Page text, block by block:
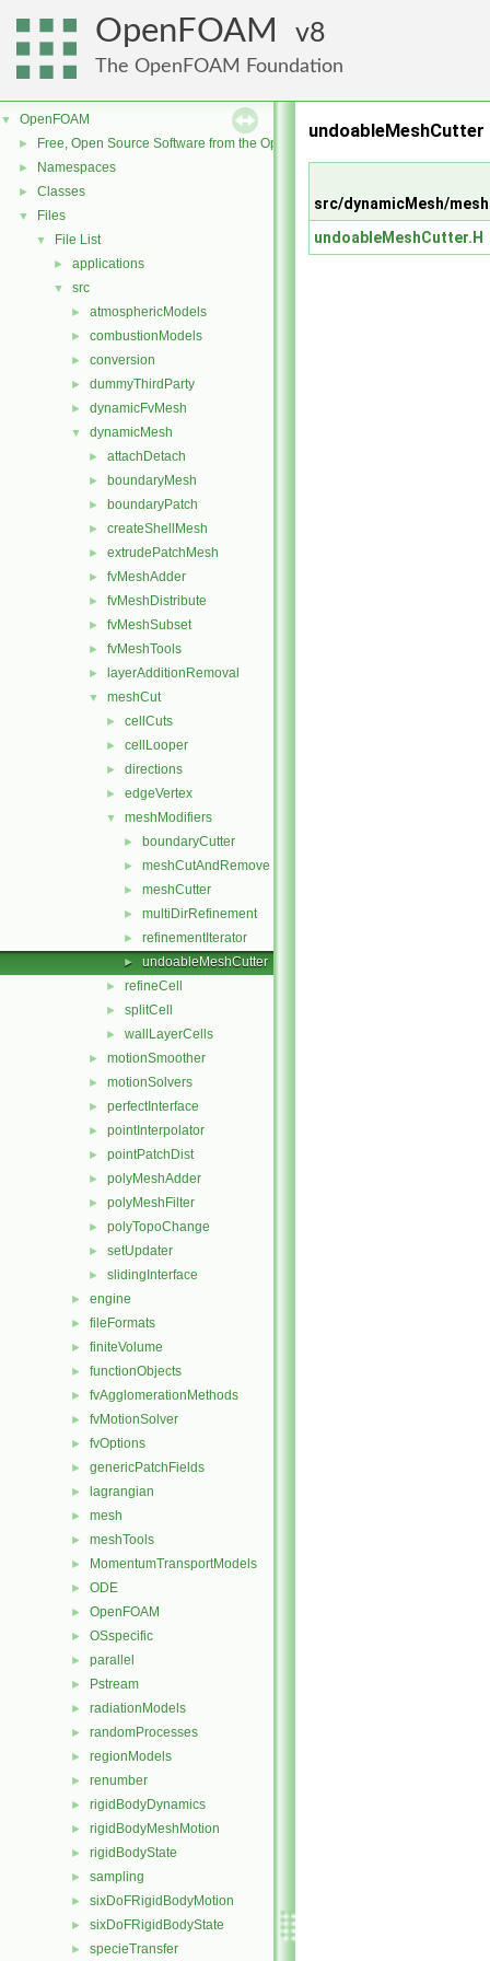
OpenFOAM 8
The OpenFOAM Foundation
▼ OpenFOAM
► Free, Open Source Software from the OpenFOAM Foundation
► Namespaces
► Classes
▼ Files
▼ File List
► applications
▼ src
► atmosphericModels
► combustionModels
► conversion
► dummyThirdParty
► dynamicFvMesh
▼ dynamicMesh
► attachDetach
► boundaryMesh
► boundaryPatch
► createShellMesh
► extrudePatchMesh
► fvMeshAdder
► fvMeshDistribute
► fvMeshSubset
► fvMeshTools
► layerAdditionRemoval
▼ meshCut
► cellCuts
► cellLooper
► directions
► edgeVertex
▼ meshModifiers
► boundaryCutter
► meshCutAndRemove
► meshCutter
► multiDirRefinement
► refinementIterator
► undoableMeshCutter
► refineCell
► splitCell
► wallLayerCells
► motionSmoother
► motionSolvers
► perfectInterface
► pointInterpolator
► pointPatchDist
► polyMeshAdder
► polyMeshFilter
► polyTopoChange
► setUpdater
► slidingInterface
► engine
► fileFormats
► finiteVolume
► functionObjects
► fvAgglomerationMethods
► fvMotionSolver
► fvOptions
► genericPatchFields
► lagrangian
► mesh
► meshTools
► MomentumTransportModels
► ODE
► OpenFOAM
► OSspecific
► parallel
► Pstream
► radiationModels
► randomProcesses
► regionModels
► renumber
► rigidBodyDynamics
► rigidBodyMeshMotion
► rigidBodyState
► sampling
► sixDoFRigidBodyMotion
► sixDoFRigidBodyState
► specieTransfer
src/dynamicMesh/
undoableMeshCutter.H